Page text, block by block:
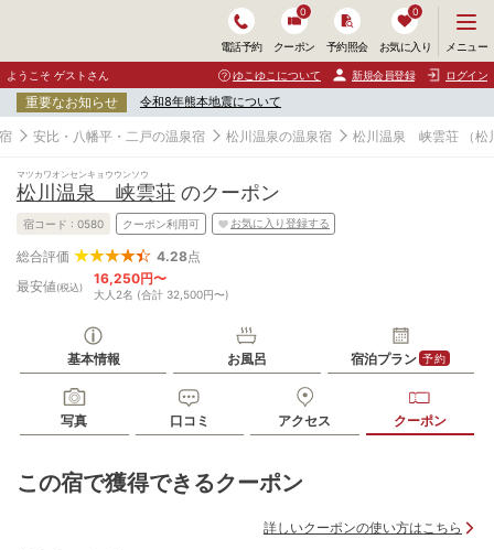
電話予約 クーポン
0
予約照会 お気に入り
0
ニ
ュ
ー
開
く
メニュー
ようこそ ゲストさん ゆこゆこについて 新規会員登録 ログイン
重要なお知らせ 令和8年熊本地震について
安比・八幡平・二戸の温泉宿 松川温泉の温泉宿 松川温泉 峡雲荘 （
マツカワオンセンキョウウンソウ
松川温泉 峡雲荘 のクーポン
宿コード : 0580 クーポン利用可 お気に入り登録する
総合評価 4.28点
最安値(税込)
16,250円〜
大人2名 (合計 32,500円〜)
基本情報 お風呂 宿泊プラン 予約
写真 口コミ アクセス クーポン
この宿で獲得できるクーポン
詳しいクーポンの使い方はこちら